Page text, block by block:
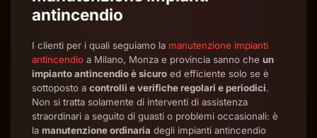
antincendio
I clienti per i quali seguiamo la manutenzione impianti
antincendio a Milano, Monza e provincia sanno che un
impianto antincendio è sicuro ed efficiente solo se è
sottoposto a controlli e verifiche regolari e periodici.
Non si tratta solamente di interventi di assistenza
straordinari a seguito di guasti o problemi occasionali: è
la manutenzione ordinaria degli impianti antincendio